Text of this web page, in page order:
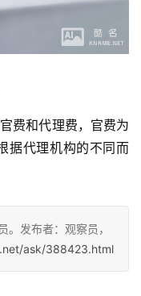
费和代理费，官费为
据代理机构的不同而
。发布者：观察员，
ask/388423.html